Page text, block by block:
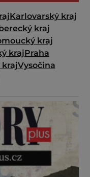
Karlovarský kraj
kraj
kraj
krajPraha
krajVysočina